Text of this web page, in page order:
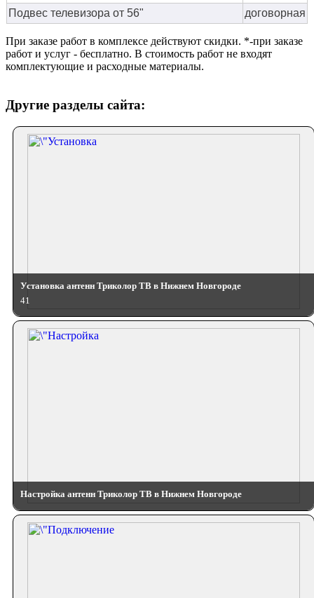
Подвес телевизора от 56"
договорная
При заказе работ в комплексе действуют скидки. *-при заказе
работ и услуг - бесплатно. В стоимость работ не входят
комплектующие и расходные материалы.
Другие разделы сайта:
Установка антенн Триколор ТВ в Нижнем Новгороде
41
Настройка антенн Триколор ТВ в Нижнем Новгороде